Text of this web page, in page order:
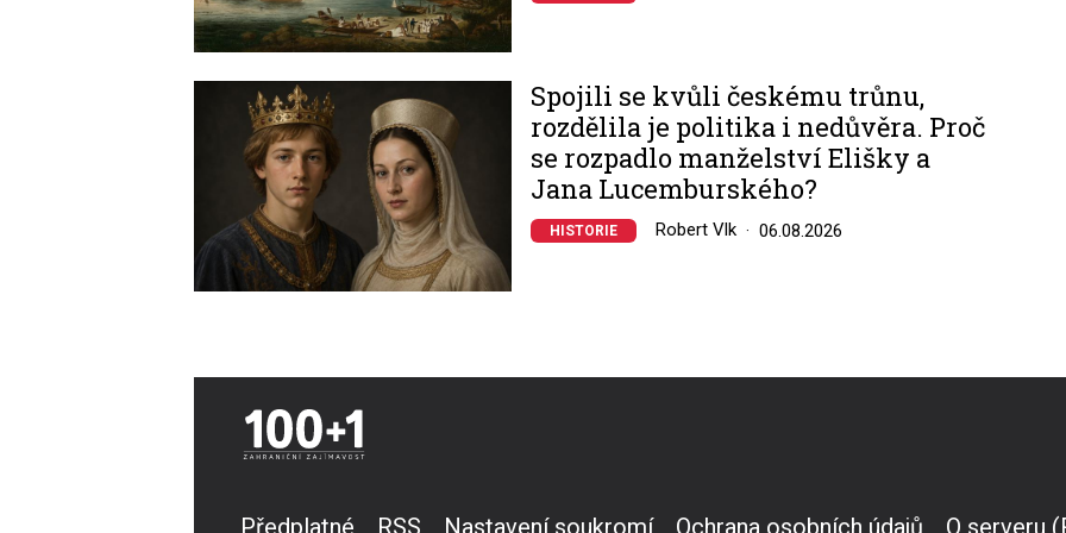
Spojili se kvůli českému trůnu,
rozdělila je politika i nedůvěra. Proč
se rozpadlo manželství Elišky a
Jana Lucemburského?
HISTORIE Robert Vlk 06.08.2026
Předplatné RSS Nastavení soukromí Ochrana osobních údajů O serveru